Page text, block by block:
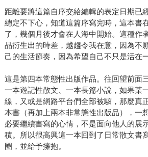
距離要將這篇自序交給編輯的表定日期已
總定不下心，知道這篇序寫完時，這本書
了，幾個月後才會在人海中開始。這種作
品衍生出的時差，越趨令我在意，因為不
己的生活節奏，因為希望自己不只是活在
這是第四本常態性出版作品。往回望前面
一本遊記性散文、一本長篇小說，如果某
線，又或是網路平台們全部被駭，那麼真
本書（再加上兩本非常態性出版品），一
必要繼續書寫的心情，不是面向他人的展
積。所以很高興這一本回到了日常散文書
圈，並給予擁抱。